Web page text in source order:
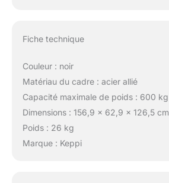
Fiche technique
Couleur : noir
Matériau du cadre : acier allié
Capacité maximale de poids : 600 kg
Dimensions : 156,9 x 62,9 x 126,5 cm
Poids : 26 kg
Marque : Keppi